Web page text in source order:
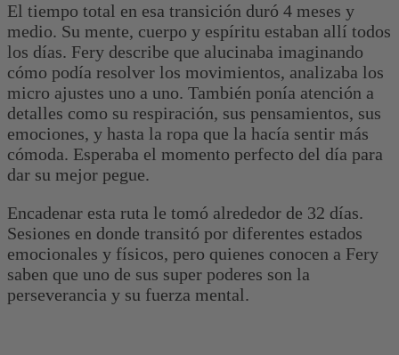
El tiempo total en esa transición duró 4 meses y
medio. Su mente, cuerpo y espíritu estaban allí todos
los días. Fery describe que alucinaba imaginando
cómo podía resolver los movimientos, analizaba los
micro ajustes uno a uno. También ponía atención a
detalles como su respiración, sus pensamientos, sus
emociones, y hasta la ropa que la hacía sentir más
cómoda. Esperaba el momento perfecto del día para
dar su mejor pegue.
Encadenar esta ruta le tomó alrededor de 32 días.
Sesiones en donde transitó por diferentes estados
emocionales y físicos, pero quienes conocen a Fery
saben que uno de sus super poderes son la
perseverancia y su fuerza mental.